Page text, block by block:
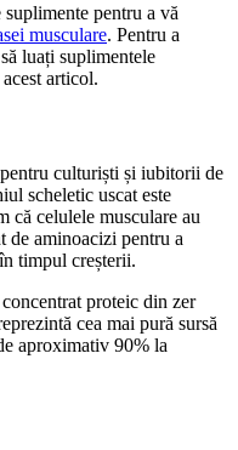
pentru a vă
musculare. Pentru a
luați suplimentele
articol.
culturiști și iubitorii de
scheletic uscat este
că celulele musculare au
de aminoacizi pentru a
timpul creșterii.
proteic din zer
cea mai pură sursă
aproximativ 90% la